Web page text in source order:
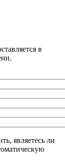
в
являетесь ли